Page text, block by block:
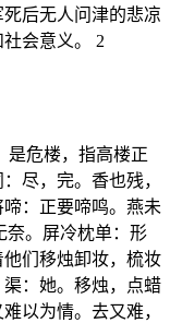
后无人问津的悲凉
会意义。 2
是危楼，指高楼正
尽，完。香也残，
：正要啼鸣。燕未
奈。屏冷枕单：形
们移烛卸妆，梳妆
：她。移烛，点蜡
以为情。去又难，